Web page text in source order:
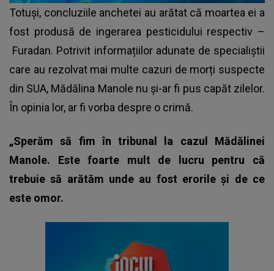
Totuși, concluziile anchetei au arătat că moartea ei a
fost produsă de ingerarea pesticidului respectiv –
Furadan. Potrivit informațiilor adunate de specialiștii
care au rezolvat mai multe cazuri de morți suspecte
din SUA, Mădălina Manole nu și-ar fi pus capăt zilelor.
În opinia lor, ar fi vorba despre o crimă.
„Sperăm să fim în tribunal la cazul Mădălinei
Manole. Este foarte mult de lucru pentru că
trebuie să arătăm unde au fost erorile și de ce
este omor.